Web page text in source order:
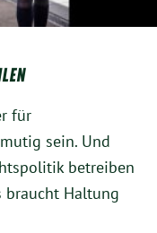
für
sein. Und
betreiben
Haltung